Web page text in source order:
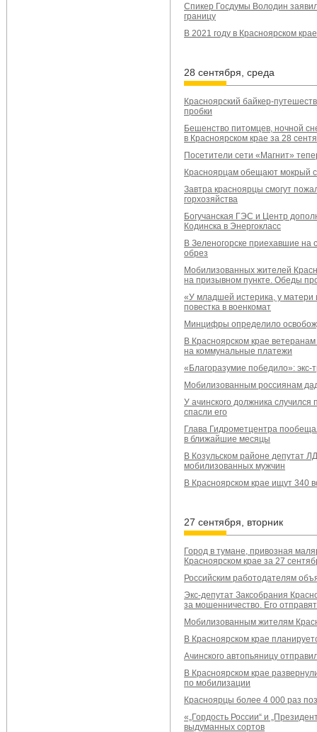
Спикер Госдумы Володин
границу
В 2021 году в Красноярском
28 сентября, среда
Красноярский байкер-
пробки
Бешенство питомцев, ночной
в Красноярском крае за 28
Посетители сети «Магнит»
Красноярцам обещают мокрый
Завтра красноярцы смогут
горхозяйства
Богучанская ГЭС и Центр
Кодинска в Энергокласс
В Зеленогорске приехавшие
обрез
Мобилизованных жителей
на призывном пункте. Обеды
«У младшей истерика, у матери
повестка в военкомат
Минцифры определило
В Красноярском крае
на коммунальные платежи
«Благоразумие победило»: экс-
Мобилизованным россиянам
У ачинского должника
спасли его
Глава Гидрометцентра
в ближайшие месяцы
В Козульском районе депутат
мобилизованных мужчин
В Красноярском крае ищут 340
27 сентября, вторник
Город в тумане, привозная
Красноярском крае за 27
Российским работодателям
Экс-депутат Заксобрания
за мошенничество. Его
Мобилизованным жителям
В Красноярском крае
Ачинского автопьяницу
В Красноярском крае
по мобилизации
Красноярцы более 4 000 раз
«„Гордость России“ и
выдуманных сортов